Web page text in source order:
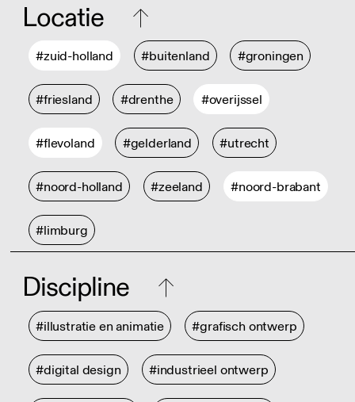
Locatie
#zuid-holland #buitenland #groningen
#friesland #drenthe #overijssel
#flevoland #gelderland #utrecht
#noord-holland #zeeland #noord-brabant
#limburg
Discipline
#illustratie en animatie #grafisch ontwerp
#digital design #industrieel ontwerp